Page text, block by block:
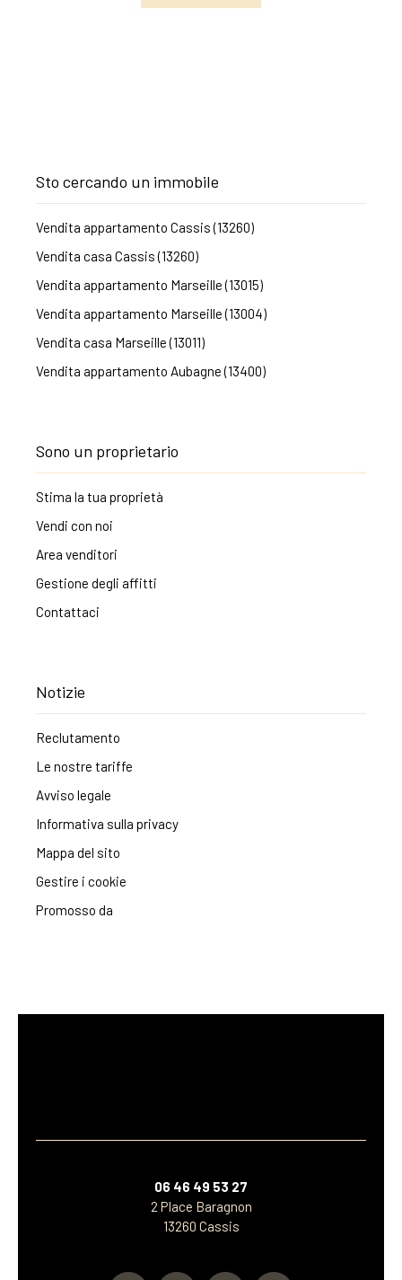
Sto cercando un immobile
Vendita appartamento Cassis (13260)
Vendita casa Cassis (13260)
Vendita appartamento Marseille (13015)
Vendita appartamento Marseille (13004)
Vendita casa Marseille (13011)
Vendita appartamento Aubagne (13400)
Sono un proprietario
Stima la tua proprietà
Vendi con noi
Area venditori
Gestione degli affitti
Contattaci
Notizie
Reclutamento
Le nostre tariffe
Avviso legale
Informativa sulla privacy
Mappa del sito
Gestire i cookie
Promosso da
06 46 49 53 27
2 Place Baragnon
13260 Cassis